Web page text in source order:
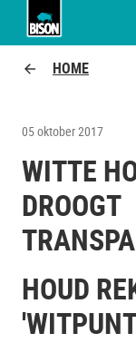
HOME
05 oktober 2017
WITTE
DROOGT
HOUD